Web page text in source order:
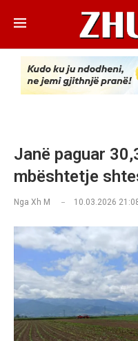
Janë paguar
mbështetje
Nga Xh M 10.03.2026